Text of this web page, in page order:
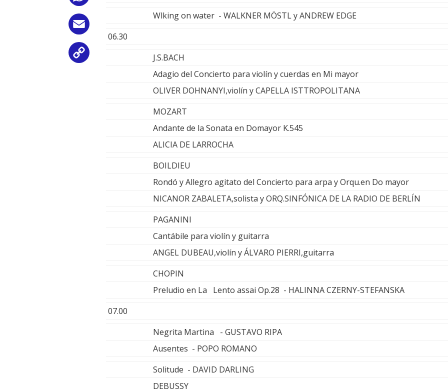
Wlking on water - WALKNER MÖSTL y ANDREW EDGE
06.30
J.S.BACH
Adagio del Concierto para violín y cuerdas en Mi mayor
OLIVER DOHNANYI,violín y CAPELLA ISTTROPOLITANA
MOZART
Andante de la Sonata en Domayor K.545
ALICIA DE LARROCHA
BOILDIEU
Rondó y Allegro agitato del Concierto para arpa y Orqu.en Do mayor
NICANOR ZABALETA,solista y ORQ.SINFÓNICA DE LA RADIO DE BERLÍN
PAGANINI
Cantábile para violín y guitarra
ANGEL DUBEAU,violín y ÁLVARO PIERRI,guitarra
CHOPIN
Preludio en La Lento assai Op.28 - HALINNA CZERNY-STEFANSKA
07.00
Negrita Martina - GUSTAVO RIPA
Ausentes - POPO ROMANO
Solitude - DAVID DARLING
DEBUSSY